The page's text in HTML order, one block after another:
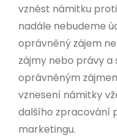
vznést námitku
nadále nebudeme
oprávněný zájem
zájmy nebo právy a
oprávněným
vznesení námitky
dalšího zpracování
marketingu.